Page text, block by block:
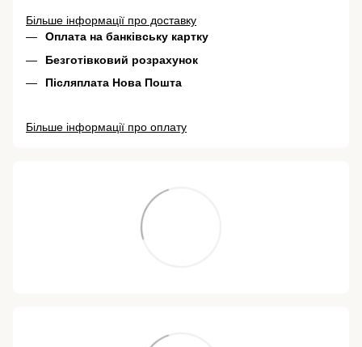
Більше інформації про доставку
Оплата на банківську картку
Безготівковий розрахунок
Післяплата Нова Пошта
Більше інформації про оплату